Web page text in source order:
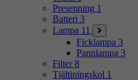
Presenning 1
Batteri 3
Lampa 11
Ficklampa 3
Pannlampa 3
Filter 8
Tjältiningskol 1